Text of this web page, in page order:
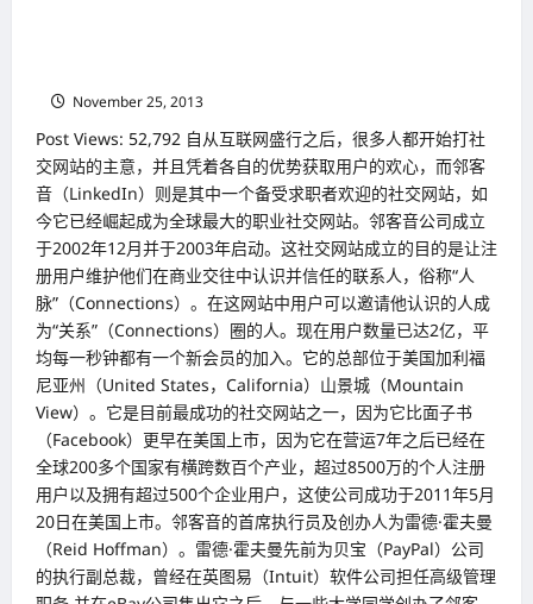
同
安
进
公
司
（Amgen）
积
极
扩
大
市
场
图
November 25, 2013
Post Views: 52,792 自从互联网盛行之后，很多人都开始打社
交网站的主意，并且凭着各自的优势获取用户的欢心，而邻客
音（LinkedIn）则是其中一个备受求职者欢迎的社交网站，如
今它已经崛起成为全球最大的职业社交网站。邻客音公司成立
于2002年12月并于2003年启动。这社交网站成立的目的是让注
册用户维护他们在商业交往中认识并信任的联系人，俗称“人
脉”（Connections）。在这网站中用户可以邀请他认识的人成
为“关系”（Connections）圈的人。现在用户数量已达2亿，平
均每一秒钟都有一个新会员的加入。它的总部位于美国加利福
尼亚州（United States，California）山景城（Mountain
View）。它是目前最成功的社交网站之一，因为它比面子书
（Facebook）更早在美国上市，因为它在营运7年之后已经在
全球200多个国家有横跨数百个产业，超过8500万的个人注册
用户以及拥有超过500个企业用户，这使公司成功于2011年5月
20日在美国上市。邻客音的首席执行员及创办人为雷德·霍夫曼
（Reid Hoffman）。雷德·霍夫曼先前为贝宝（PayPal）公司
的执行副总裁，曾经在英图易（Intuit）软件公司担任高级管理